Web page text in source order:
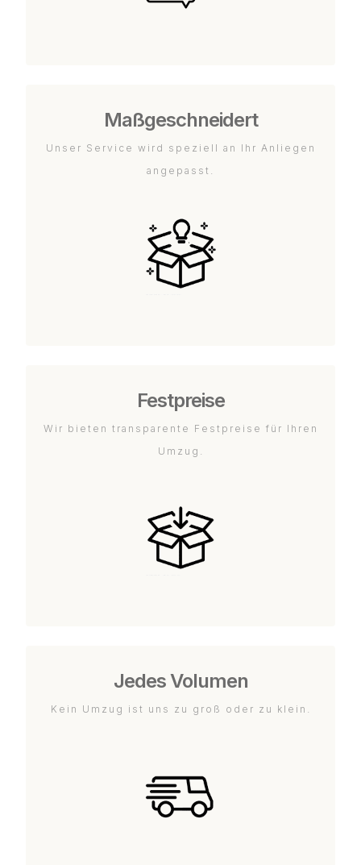
Maßgeschneidert
Unser Service wird speziell an Ihr Anliegen
angepasst.
Festpreise
Wir bieten transparente Festpreise für Ihren
Umzug.
Jedes Volumen
Kein Umzug ist uns zu groß oder zu klein.